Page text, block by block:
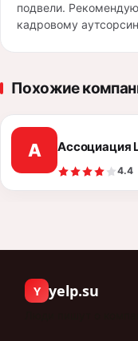
подвели.
кадровому
Похожие
А Ассоциация
4.4
Y yelp.su